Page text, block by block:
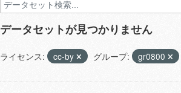
データセットが見つかりません
ライセンス: cc-by グループ: gr0800